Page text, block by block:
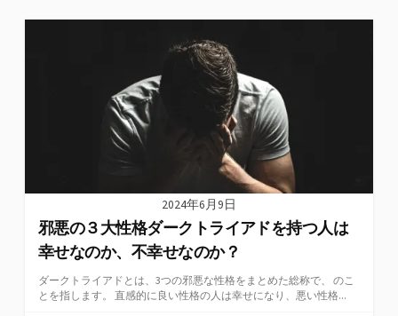
2024年6月9日
邪悪の３大性格ダークトライアドを持つ人は
幸せなのか、不幸せなのか？
ダークトライアドとは、3つの邪悪な性格をまとめた総称で、 のこ
とを指します。 直感的に良い性格の人は幸せになり、悪い性格...